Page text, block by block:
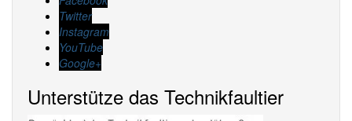
Twitter
Instagram
YouTube
Google+
Unterstütze das Technikfaultier